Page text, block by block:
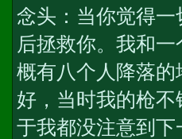
念头：当你觉得
后拯救你。我和
概有八个人降落
好，当时我的枪
于我都没注意到